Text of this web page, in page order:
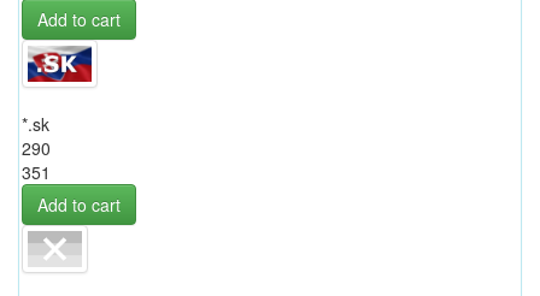
Add to cart
*.sk
290
351
Add to cart